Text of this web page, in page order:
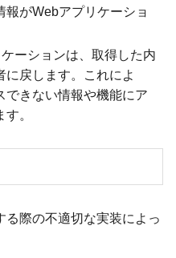
がWebアプリケーショ
ーションは、取得した内
に戻します。これによ
できない情報や機能にア
。
際の不適切な実装によっ